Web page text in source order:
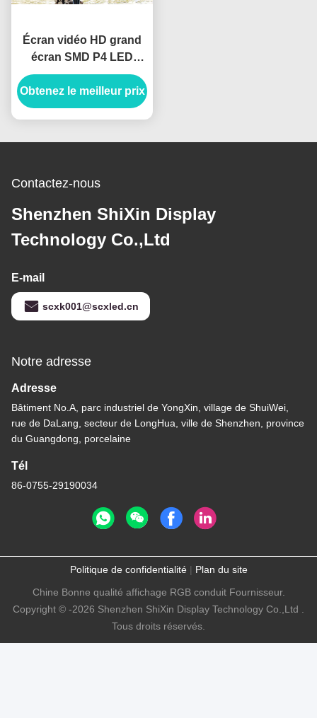
Écran vidéo HD grand
écran SMD P4 LED
intérieur en aluminium
2500nits
Obtenez le meilleur prix
Contactez-nous
Shenzhen ShiXin Display
Technology Co.,Ltd
E-mail
scxk001@scxled.cn
Notre adresse
Adresse
Bâtiment No.A, parc industriel de YongXin, village de ShuiWei,
rue de DaLang, secteur de LongHua, ville de Shenzhen, province
du Guangdong, porcelaine
Tél
86-0755-29190034
Politique de confidentialité| Plan du site
Chine Bonne qualité affichage RGB conduit Fournisseur.
Copyright © -2026 Shenzhen ShiXin Display Technology Co.,Ltd .
Tous droits réservés.